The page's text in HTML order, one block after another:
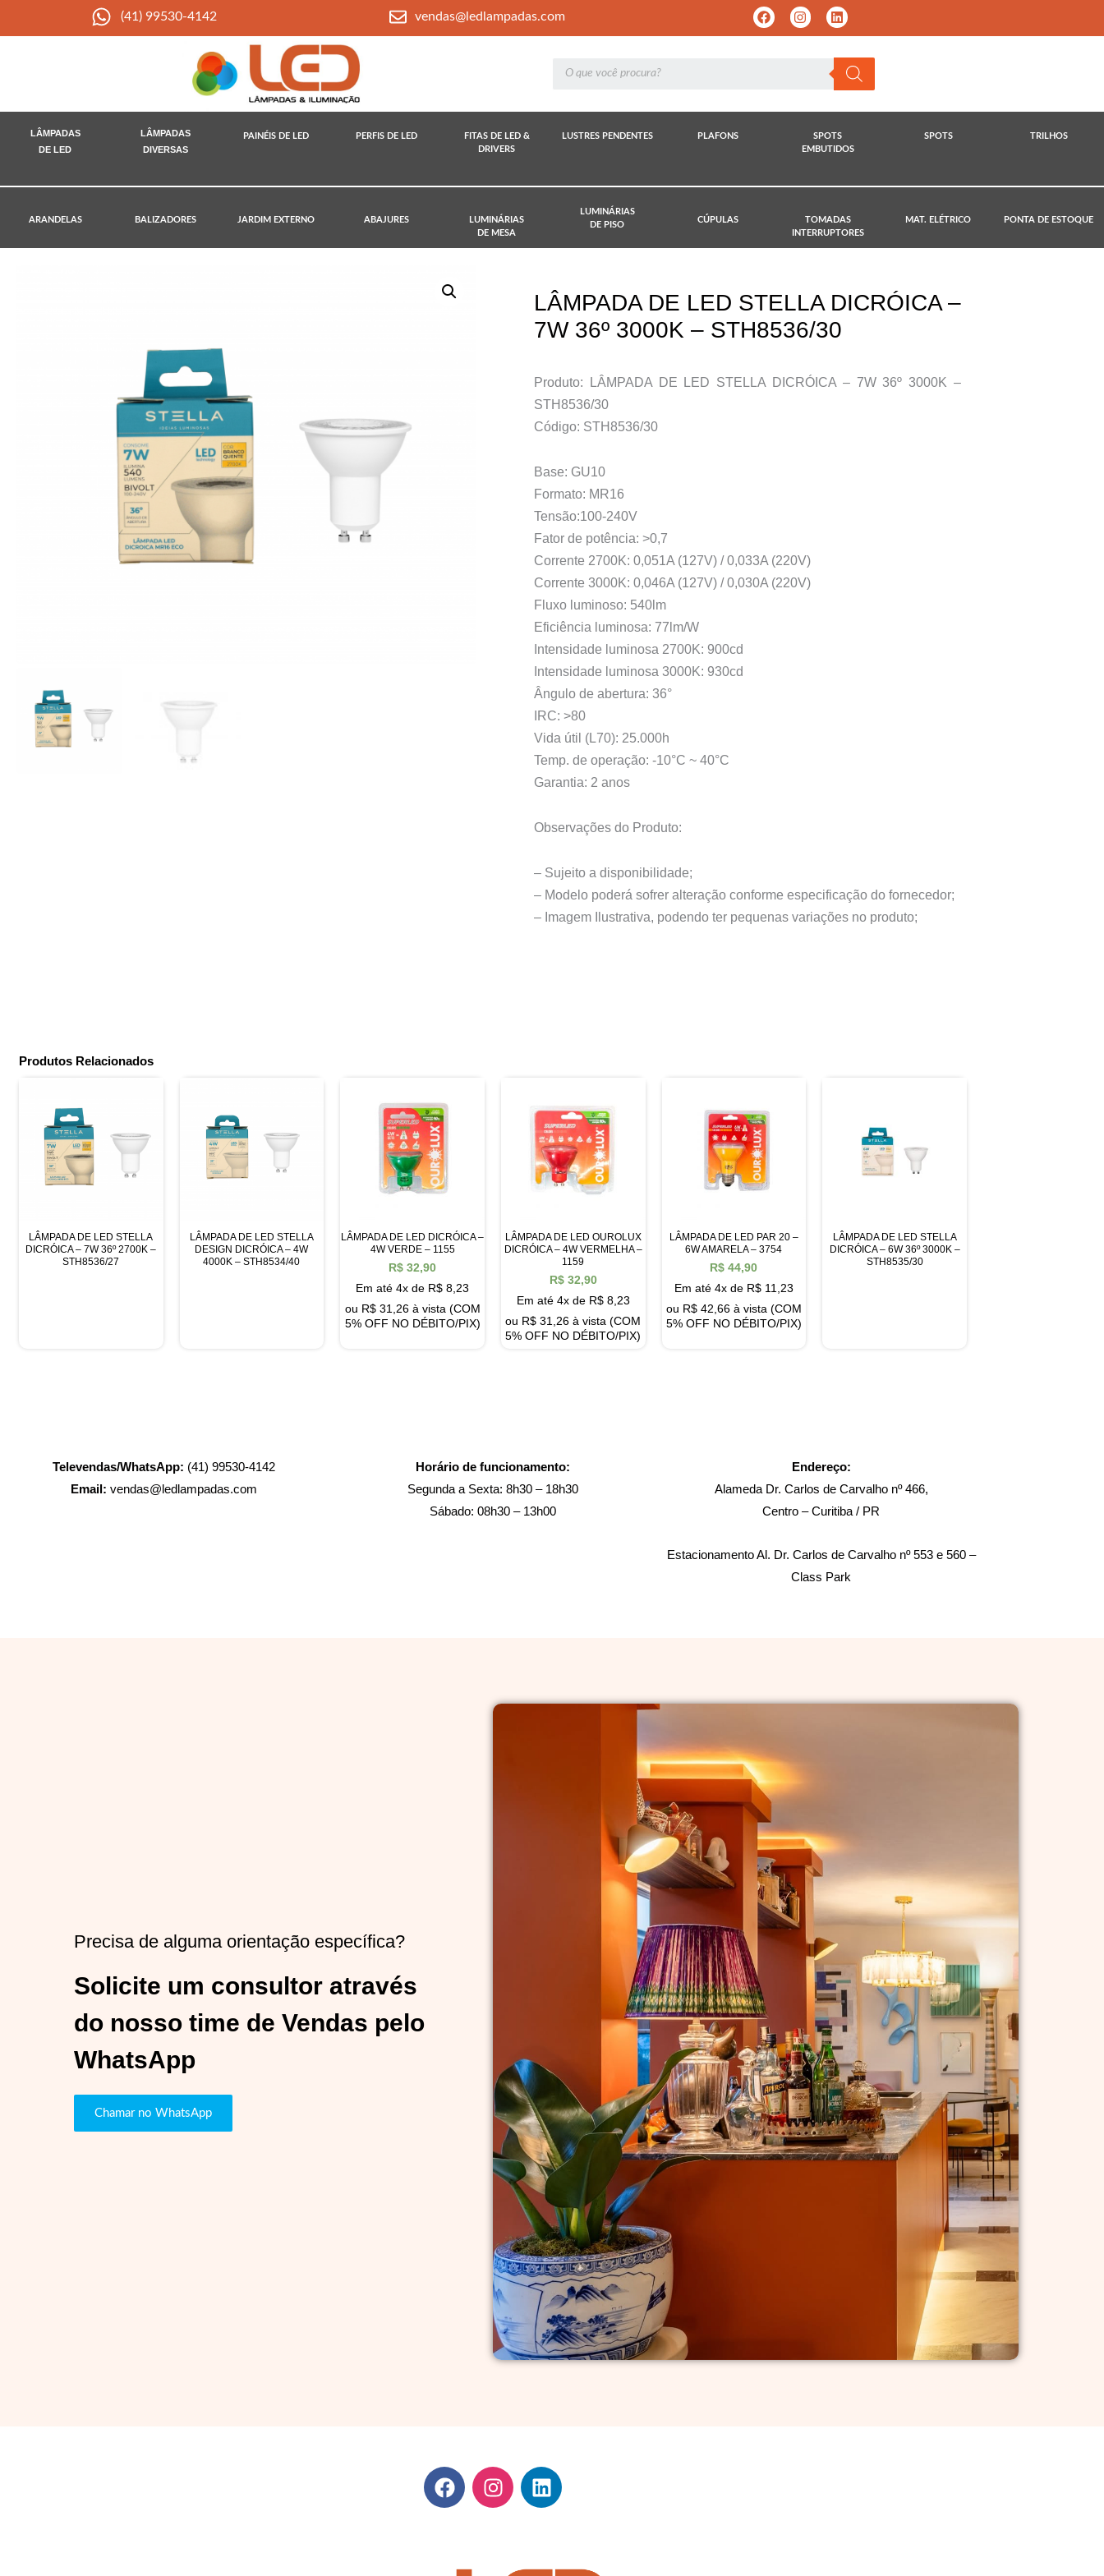
(41) 99530-4142 vendas@ledlampadas.com
LÂMPADAS
DE LED
LÂMPADAS
DIVERSAS
PAINÉIS DE LED PERFIS DE LED
FITAS DE LED &
DRIVERS
LUSTRES PENDENTES PLAFONS
SPOTS
EMBUTIDOS
SPOTS TRILHOS
ARANDELAS BALIZADORES JARDIM EXTERNO ABAJURES
LUMINÁRIAS
DE MESA
LUMINÁRIAS
DE PISO
CÚPULAS
TOMADAS
INTERRUPTORES
MAT. ELÉTRICO PONTA DE ESTOQUE
LÂMPADA DE LED STELLA DICRÓICA –
7W 36º 3000K – STH8536/30
Produto: LÂMPADA DE LED STELLA DICRÓICA – 7W 36º 3000K –
STH8536/30
Código: STH8536/30
Base: GU10
Formato: MR16
Tensão:100-240V
Fator de potência: >0,7
Corrente 2700K: 0,051A (127V) / 0,033A (220V)
Corrente 3000K: 0,046A (127V) / 0,030A (220V)
Fluxo luminoso: 540lm
Eficiência luminosa: 77lm/W
Intensidade luminosa 2700K: 900cd
Intensidade luminosa 3000K: 930cd
Ângulo de abertura: 36°
IRC: >80
Vida útil (L70): 25.000h
Temp. de operação: -10°C ~ 40°C
Garantia: 2 anos
Observações do Produto:
– Sujeito a disponibilidade;
– Modelo poderá sofrer alteração conforme especificação do fornecedor;
– Imagem Ilustrativa, podendo ter pequenas variações no produto;
Produtos Relacionados
LÂMPADA DE LED STELLA
DICRÓICA – 7W 36º 2700K –
STH8536/27
LÂMPADA DE LED STELLA
DESIGN DICRÓICA – 4W
4000K – STH8534/40
LÂMPADA DE LED DICRÓICA –
4W VERDE – 1155
R$ 32,90
Em até 4x de R$ 8,23
ou R$31,26 à vista (COM
5% OFF NO DÉBITO/PIX)
LÂMPADA DE LED OUROLUX
DICRÓICA – 4W VERMELHA –
1159
R$32,90
Em até 4x de R$8,23
ou R$ 31,26 à vista (COM
5% OFF NO DÉBITO/PIX)
LÂMPADA DE LED PAR 20 –
6W AMARELA – 3754
R$ 44,90
Em até 4x de R$11,23
ou R$42,66 à vista (COM
5% OFF NO DÉBITO/PIX)
LÂMPADA DE LED STELLA
DICRÓICA – 6W 36º 3000K –
STH8535/30
Televendas/WhatsApp: (41) 99530-4142
Email: vendas@ledlampadas.com
Horário de funcionamento:
Segunda a Sexta: 8h30 – 18h30
Sábado: 08h30 – 13h00
Endereço:
Alameda Dr. Carlos de Carvalho nº 466,
Centro – Curitiba / PR
Estacionamento Al. Dr. Carlos de Carvalho nº 553 e 560 –
Class Park
Precisa de alguma orientação específica?
Solicite um consultor através
do nosso time de Vendas pelo
WhatsApp
Chamar no WhatsApp